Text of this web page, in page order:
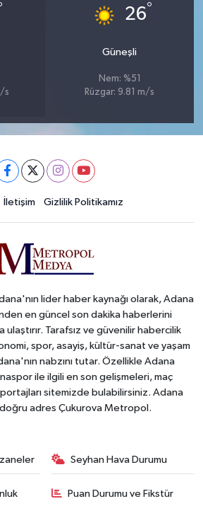
s
26°
Güneşli
Nem: %51
Rüzgar: 9.81 m/s
İletişim Gizlilik Politikamız
lider haber kaynağı olarak, Adana
en güncel son dakika haberlerini
ulaştırır. Tarafsız ve güvenilir habercilik
spor, asayiş, kültür-sanat ve yaşam
nabzını tutar. Özellikle Adana
ile ilgili en son gelişmeleri, maç
sitemizde bulabilirsiniz. Adana
adres Çukurova Metropol.
Seyhan Hava Durumu
Puan Durumu ve Fikstür